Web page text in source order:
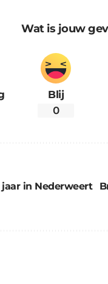
Wat is jouw
Blij
0
in Nederweert